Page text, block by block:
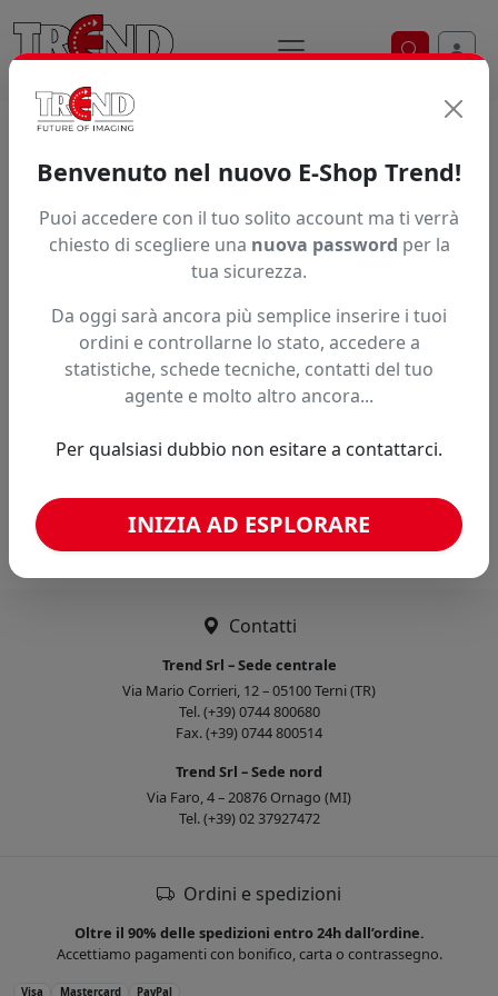
Ricerca
Articolo non trovato.
Hai trovato questo prodotto ad un prezzo più basso?
Fai una segnalazione
Confronta con articoli simili
Caricamento confronto...
Contatti
Trend Srl – Sede centrale
Via Mario Corrieri, 12 – 05100 Terni (TR)
Tel. (+39) 0744 800680
Fax. (+39) 0744 800514
Trend Srl – Sede nord
Via Faro, 4 – 20876 Ornago (MI)
Tel. (+39) 02 37927472
Ordini e spedizioni
Oltre il 90% delle spedizioni entro 24h dall’ordine.
Accettiamo pagamenti con bonifico, carta o contrassegno.
Visa Mastercard PayPal
Benvenuto nel nuovo E-Shop Trend!
Puoi accedere con il tuo solito account ma ti verrà
chiesto di scegliere una nuova password per la
tua sicurezza.
Da oggi sarà ancora più semplice inserire i tuoi
ordini e controllarne lo stato, accedere a
statistiche, schede tecniche, contatti del tuo
agente e molto altro ancora...
Per qualsiasi dubbio non esitare a contattarci.
INIZIA AD ESPLORARE